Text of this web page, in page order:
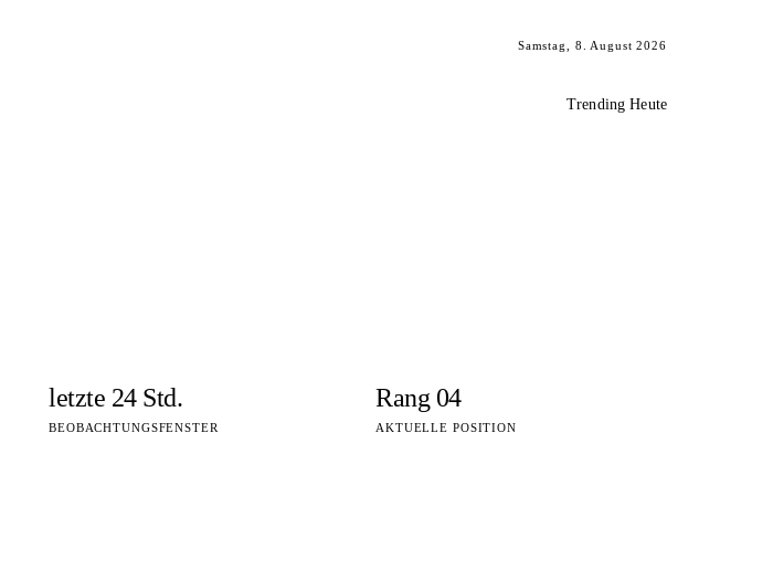
Samstag, 8. August 2026
Trending Heute
letzte 24 Std.
BEOBACHTUNGSFENSTER
Rang 04
AKTUELLE POSITION